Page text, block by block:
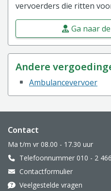
vervoerders die ritten
Ga naar
Andere
Ambulancevervoer
Website
Contact
Ma t/m vr 08.00 - 17.30 uur
Telefoonnummer 010 - 2
Contactformulier
Veelgestelde vragen